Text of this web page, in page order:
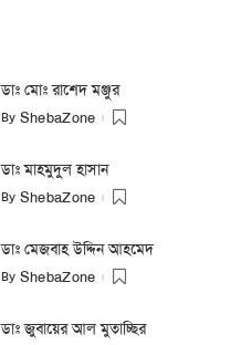
ডাঃ মোঃ রাশেদ মঞ্জুর
By ShebaZone
ডাঃ মাহমুদুল হাসান
By ShebaZone
ডাঃ মেজবাহ উদ্দিন আহমেদ
By ShebaZone
ডাঃ জুবায়ের আল মুতাচ্ছির